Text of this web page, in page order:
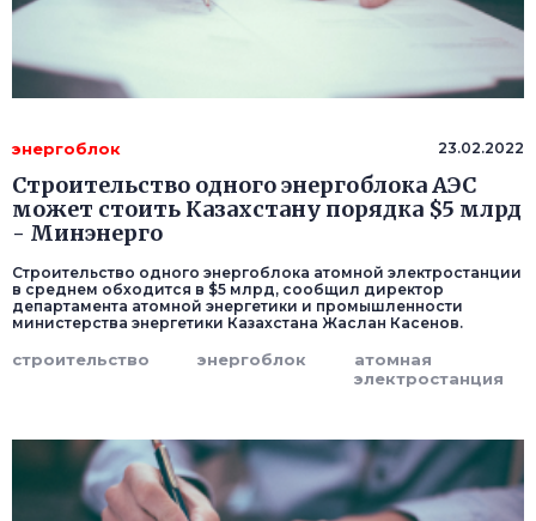
энергоблок 23.02.2022
Строительство одного энергоблока АЭС
может стоить Казахстану порядка $5 млрд
- Минэнерго
Строительство одного энергоблока атомной электростанции
в среднем обходится в $5 млрд, сообщил директор
департамента атомной энергетики и промышленности
министерства энергетики Казахстана Жаслан Касенов.
строительство энергоблок
атомная
электростанция